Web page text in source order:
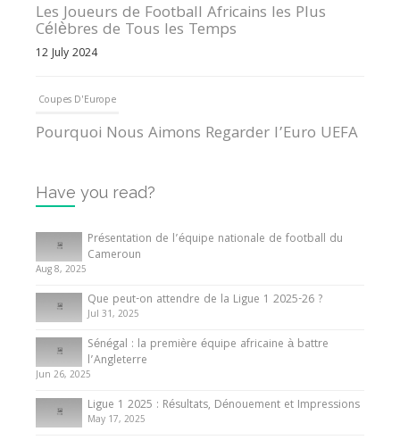
Les Joueurs de Football Africains les Plus
Célèbres de Tous les Temps
12 July 2024
Coupes D'Europe
Pourquoi Nous Aimons Regarder l’Euro UEFA
Internationales
Tout ce que vous devez savoir sur la Coupe
d’Afrique des Nations
10 May 2024
Internationales
Présentation de l’équipe nationale de football
du Cameroun
8 August 2025
Have you read?
Présentation de l’équipe nationale de football du
Cameroun
Aug 8, 2025
Que peut-on attendre de la Ligue 1 2025-26 ?
Jul 31, 2025
Sénégal : la première équipe africaine à battre
l’Angleterre
Jun 26, 2025
Ligue 1 2025 : Résultats, Dénouement et Impressions
May 17, 2025